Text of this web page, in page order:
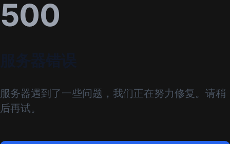
500
服务器遇到了一些问题，我们正在努力修复。请稍
后再试。